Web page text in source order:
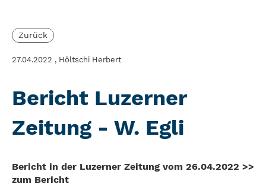
Zurück
27.04.2022 , Höltschi Herbert
Bericht Luzerner
Zeitung - W. Egli
Bericht in der Luzerner Zeitung vom 26.04.2022 >>
zum Bericht